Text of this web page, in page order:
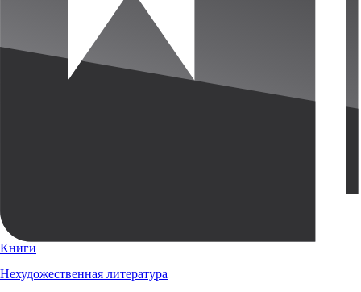
Книги
Нехудожественная литература